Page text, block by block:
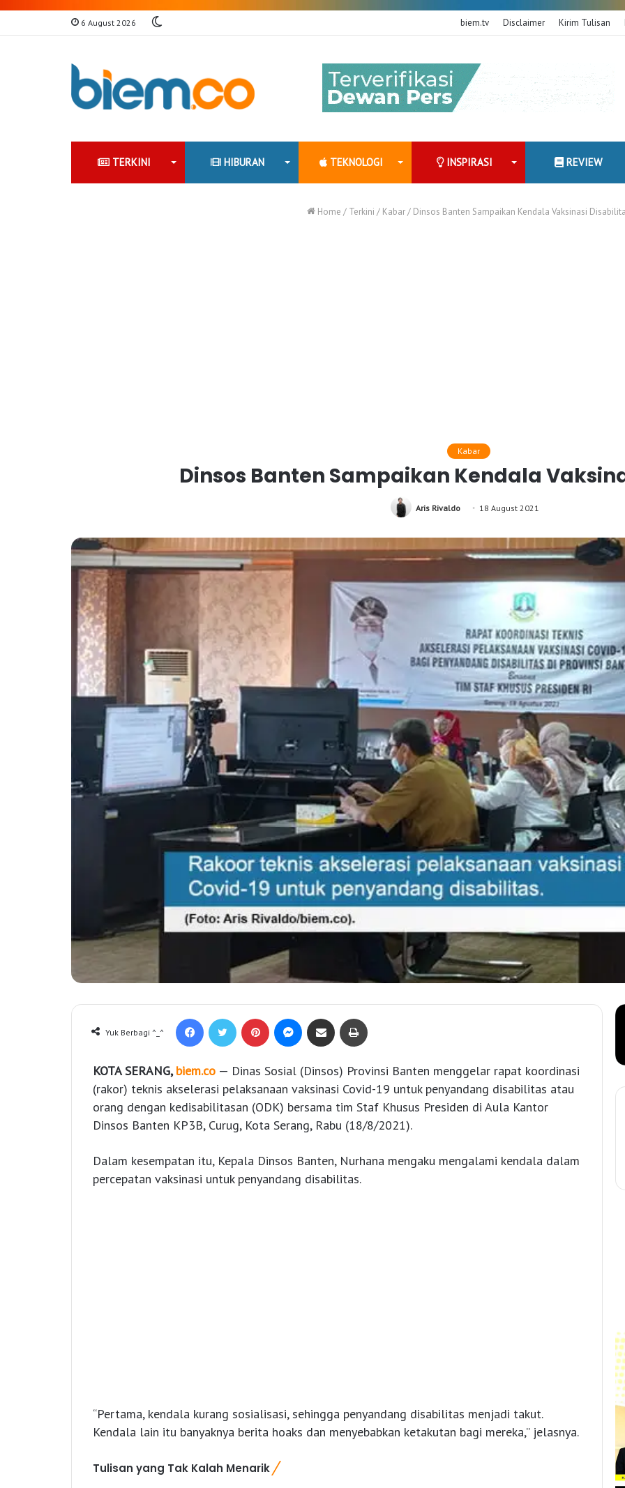
6 August 2026 biem.tv Disclaimer Kirim Tulisan
TERKINI HIBURAN TEKNOLOGI INSPIRASI REVIEW
Home / Terkini / Kabar/ Dinsos Banten Sampaikan Kendala Vaksinasi
Kabar
Dinsos Banten Sampaikan Kendala
Aris Rivaldo 18 August 2021
Yuk Berbagi ^_^
KOTA SERANG,biem.co — Dinas Sosial (Dinsos) Provinsi Banten menggelar rapat koordinasi
(rakor) teknis akselerasi pelaksanaan vaksinasi Covid-19 untuk penyandang disabilitas atau
orang dengan kedisabilitasan (ODK) bersama tim Staf Khusus Presiden di Aula Kantor
Dinsos Banten KP3B, Curug, Kota Serang, Rabu (18/8/2021).
Dalam kesempatan itu, Kepala Dinsos Banten, Nurhana mengaku mengalami kendala dalam
percepatan vaksinasi untuk penyandang disabilitas.
“Pertama, kendala kurang sosialisasi, sehingga penyandang disabilitas menjadi takut.
Kendala lain itu banyaknya berita hoaks dan menyebabkan ketakutan bagi mereka,” jelasnya.
Tulisan yang Tak Kalah Menarik